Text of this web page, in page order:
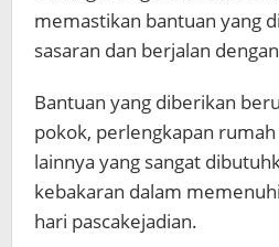
memastikan bantuan yang
sasaran dan berjalan
Bantuan yang diberikan
pokok, perlengkapan
lainnya yang sangat
kebakaran dalam
hari pascakejadian.